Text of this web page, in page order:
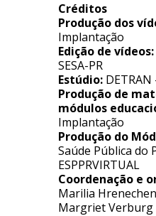
Créditos
Produção dos
Implantação
Edição de vídeos:
SESA-PR
Estúdio: DETRAN
Produção de
módulos
Implantação
Produção do
Saúde Pública do
ESPPRVIRTUAL
Coordenação e
Marilia
Margriet Verburg